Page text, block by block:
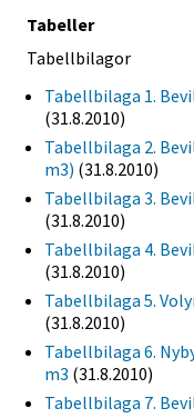
Tabeller
Tabellbilagor
Tabellbilaga 1.
(31.8.2010)
Tabellbilaga 2.
m3) (31.8.2010)
Tabellbilaga 3.
(31.8.2010)
Tabellbilaga 4.
(31.8.2010)
Tabellbilaga 5.
(31.8.2010)
Tabellbilaga 6.
m3 (31.8.2010)
Tabellbilaga 7.